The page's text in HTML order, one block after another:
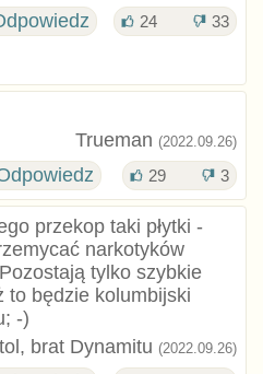
24 33
Trueman (2022.09.26)
29 3
przekop taki płytki -
narkotyków
tylko szybkie
to będzie kolumbijski
-)
brat Dynamitu (2022.09.26)